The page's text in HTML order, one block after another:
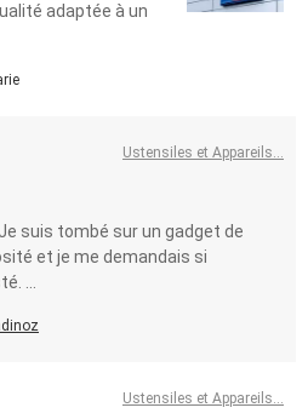
adaptée à un
Ustensiles et Appareils...
suis tombé sur un gadget de
et je me demandais si
...
Ustensiles et Appareils...